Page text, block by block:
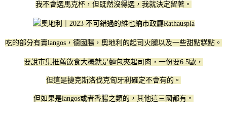
我不會選馬克杯，但既然沒得選，我就決定留著。
吃的部分有賣langos，德國腸，奧地利的起司火腿以及一些甜點糕點。
要說市集推薦飲食大概就是麵包夾起司肉，一份要6.5歐，
但這是捷克斯洛伐克匈牙利確定不會有的。
但如果是langos或者香腸之類的，其他這三國都有。